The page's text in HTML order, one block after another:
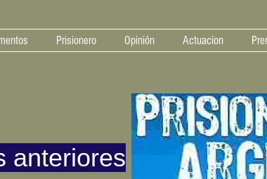
Prisionero Opinión Actuacion
anteriores